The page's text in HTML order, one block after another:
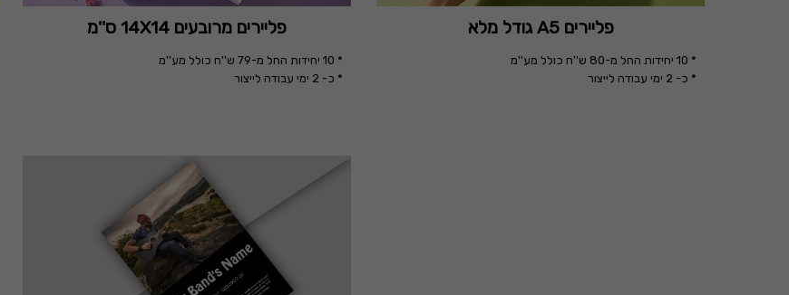
פליירים A5 גודל מלא
* 10 יחידות החל מ-80 ש''ח כולל מע''מ
* כ- 2 ימי עבודה לייצור
פליירים מרובעים 14X14 ס''מ
* 10 יחידות החל מ-79 ש''ח כולל מע''מ
* כ- 2 ימי עבודה לייצור